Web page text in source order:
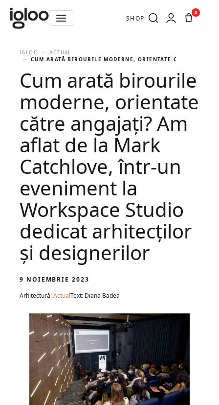
SHOP
0
IGLOO
ACTUAL
CUM ARATĂ BIROURILE MODERNE, ORIENTATE CĂTRE
Cum arată birourile
moderne, orientate
către angajați? Am
aflat de la Mark
Catchlove, într-un
eveniment la
Workspace Studio
dedicat arhitecților
și designerilor
9 NOIEMBRIE 2023
Arhitectură:ActualText: Diana Badea